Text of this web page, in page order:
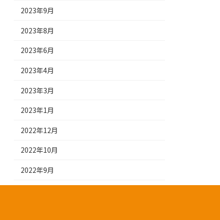
2023年9月
2023年8月
2023年6月
2023年4月
2023年3月
2023年1月
2022年12月
2022年10月
2022年9月